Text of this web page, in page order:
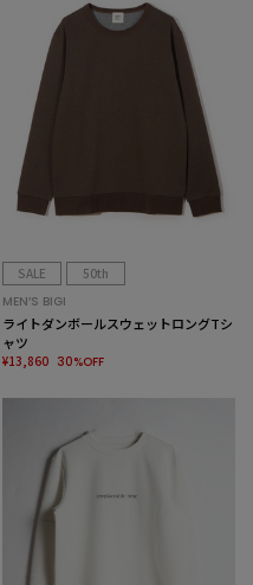
SALE
50th
MEN’S BIGI
ライトダンボールスウェットロングTシ
ャツ
¥13,860 30%OFF